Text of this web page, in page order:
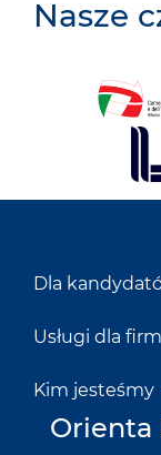
Nasze
Dla
Usługi dla firm
Kim jesteśmy
Orienta